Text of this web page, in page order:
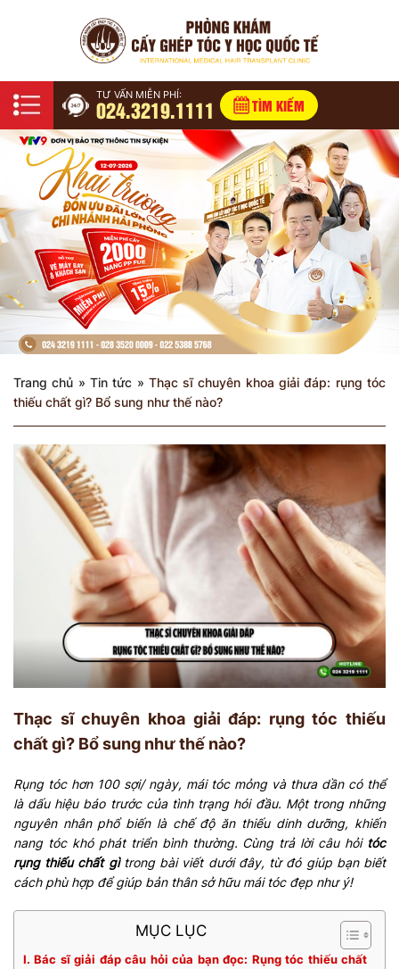
TƯ VẤN MIỄN PHÍ:
024.3219.1111 TÌM KIẾM
Trang chủ » Tin tức » Thạc sĩ chuyên khoa giải đáp: rụng tóc
thiếu chất gì? Bổ sung như thế nào?
Thạc sĩ chuyên khoa giải đáp: rụng tóc thiếu
chất gì? Bổ sung như thế nào?
Rụng tóc hơn 100 sợi/ ngày, mái tóc mỏng và thưa dần có thể
là dấu hiệu báo trước của tình trạng hói đầu. Một trong những
nguyên nhân phổ biến là chế độ ăn thiếu dinh dưỡng, khiến
nang tóc khó phát triển bình thường. Cùng trả lời câu hỏi tóc
rụng thiếu chất gì trong bài viết dưới đây, từ đó giúp bạn biết
cách phù hợp để giúp bản thân sở hữu mái tóc đẹp như ý!
MỤC LỤC
I. Bác sĩ giải đáp câu hỏi của bạn đọc: Rụng tóc thiếu chất